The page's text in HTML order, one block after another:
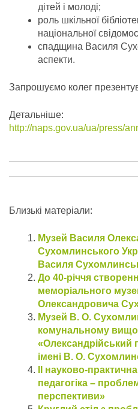
дітей і молоді;
роль шкільної
національної
спадщина Василя
аспекти.
Запрошуємо колег
Детальніше:
http://naps.gov.ua/ua/press/
Близькі матеріали:
Музей Василя
Сухомлинського
Василя
До 40-річчя
меморіального
Олександровича
Музей В. О.
комунальному
«Олександрійський
імені В. О.
ІІ науково-
педагогіка –
перспективи»